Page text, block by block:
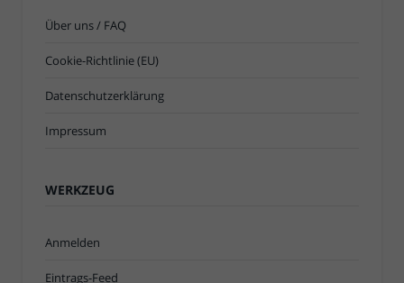
Über uns / FAQ
Cookie-Richtlinie (EU)
Datenschutzerklärung
Impressum
WERKZEUG
Anmelden
Eintrags-Feed